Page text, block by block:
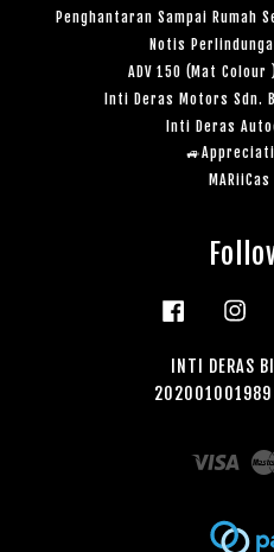
Penghantaran Sampai Rumah
Notis
ADV 150 (Mat
Inti Deras Motors Sdn.
Inti Deras
MARiiCas
Facebook
INTI DERAS
Visa